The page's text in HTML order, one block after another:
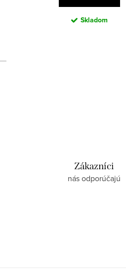
Skladom
Zákazníci
nás odporúčajú